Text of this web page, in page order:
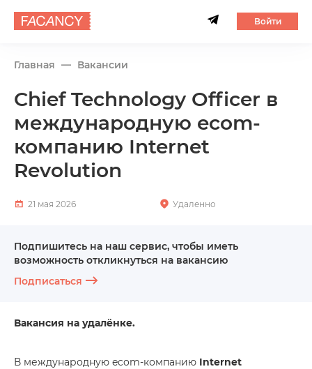
Войти
Главная Вакансии
Chief Technology Officer в
международную ecom-
компанию Internet
Revolution
21 мая 2026 Удаленно
Подпишитесь на наш сервис, чтобы иметь
возможность откликнуться на вакансию
Подписаться
Вакансия на удалёнке.
В международную ecom-компанию Internet